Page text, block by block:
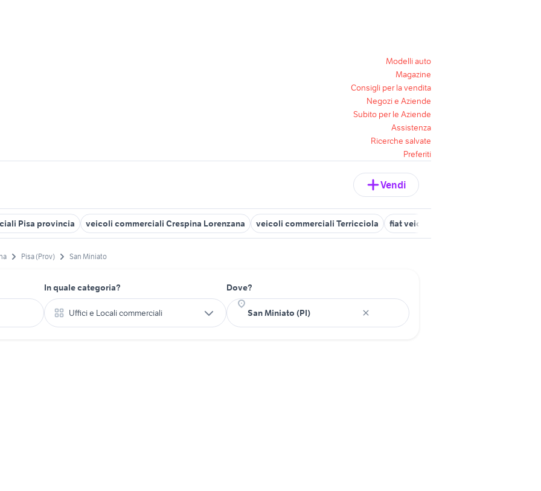
Modelli auto
Magazine
Consigli per la vendita
Negozi e Aziende
Subito per le Aziende
Assistenza
Ricerche salvate
Preferiti
Vendi
Pisa provincia veicoli commerciali Crespina Lorenzana veicoli commerciali Terricciola fiat veicoli commerciali Pisa
Pisa (Prov) San Miniato
In quale categoria?
Uffici e Locali commerciali
Dove?